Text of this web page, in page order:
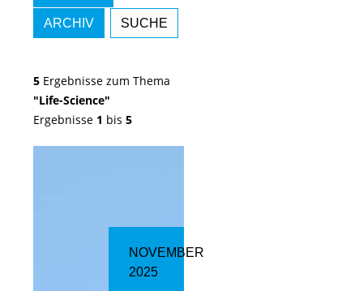
ARCHIV SUCHE
5 Ergebnisse zum Thema
"Life-Science"
Ergebnisse 1 bis 5
NOVEMBER
2025